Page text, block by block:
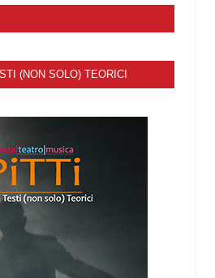
(NON SOLO) TEORICI